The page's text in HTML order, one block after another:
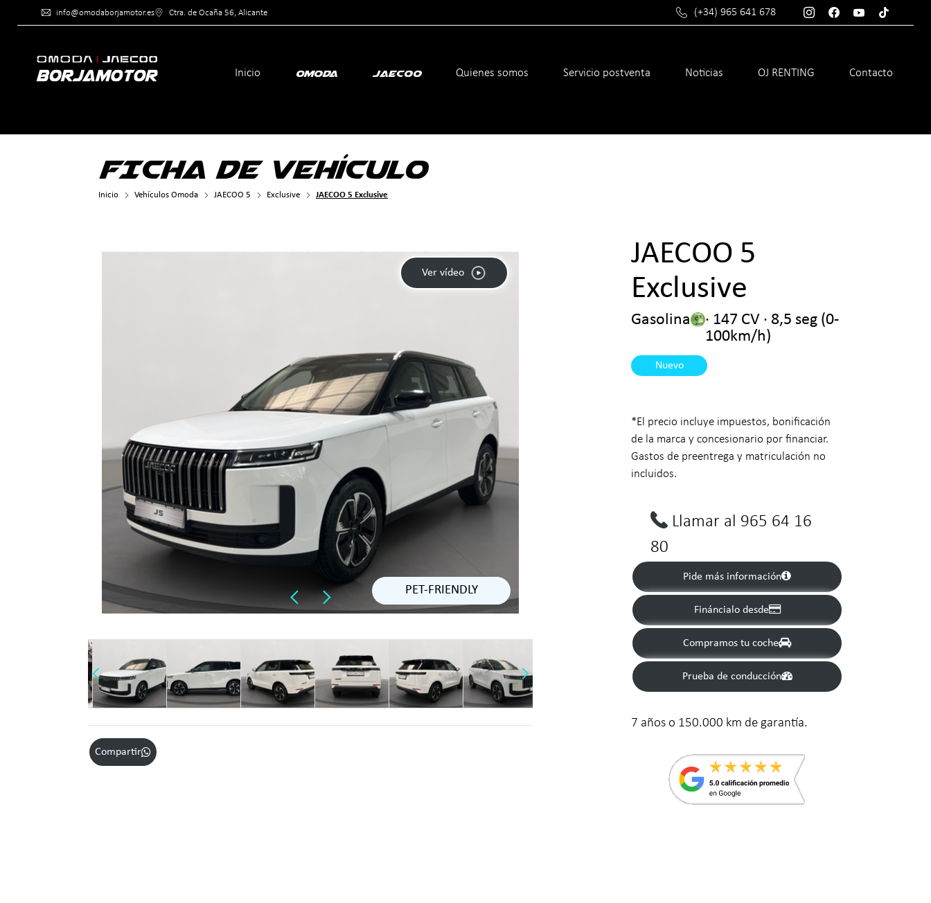
info@omodaborjamotor.es Ctra. de Ocaña 56, Alicante (+34) 965 641 678
Inicio Omoda Jaecoo Quienes somos Servicio postventa Noticias OJ RENTING Contacto
FICHA DE VEHÍCULO
Inicio Vehículos Omoda JAECOO 5 Exclusive JAECOO 5 Exclusive
PET-FRIENDLY
Ver vídeo
Compartir
JAECOO 5
Exclusive
Gasolina
· 147 CV · 8,5 seg (0-
100km/h)
Nuevo
*El precio incluye impuestos, bonificación
de la marca y concesionario por financiar.
Gastos de preentrega y matriculación no
incluidos.
Llamar al 965 64 16
80
Pide más información
Fináncialo desde
Compramos tu coche
Prueba de conducción
7 años o 150.000 km de garantía.